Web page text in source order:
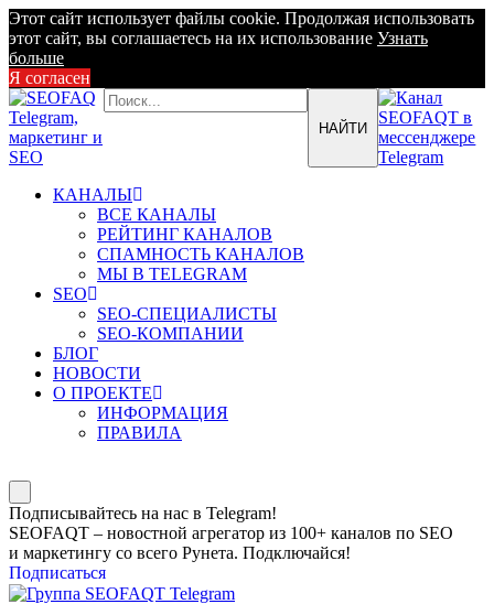
Этот сайт использует файлы cookie. Продолжая использовать
этот сайт, вы соглашаетесь на их использование Узнать
больше
Я согласен
КАНАЛЫ
ВСЕ КАНАЛЫ
РЕЙТИНГ КАНАЛОВ
СПАМНОСТЬ КАНАЛОВ
МЫ В TELEGRAM
SEO
SEO-СПЕЦИАЛИСТЫ
SEO-КОМПАНИИ
БЛОГ
НОВОСТИ
О ПРОЕКТЕ
ИНФОРМАЦИЯ
ПРАВИЛА
Подписывайтесь на нас в Telegram!
SEOFAQT – новостной агрегатор из 100+ каналов по SEO
и маркетингу со всего Рунета. Подключайся!
Подписаться